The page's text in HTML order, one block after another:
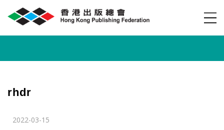
rhdr
2022-03-15